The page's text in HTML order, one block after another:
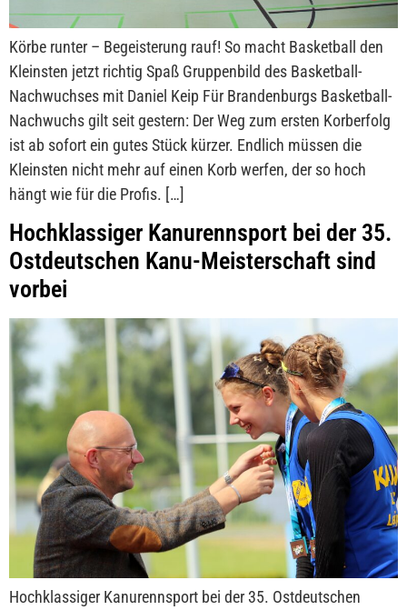
Körbe runter – Begeisterung rauf! So macht Basketball den
Kleinsten jetzt richtig Spaß Gruppenbild des Basketball-
Nachwuchses mit Daniel Keip Für Brandenburgs Basketball-
Nachwuchs gilt seit gestern: Der Weg zum ersten Korberfolg
ist ab sofort ein gutes Stück kürzer. Endlich müssen die
Kleinsten nicht mehr auf einen Korb werfen, der so hoch
hängt wie für die Profis. […]
Hochklassiger Kanurennsport bei der 35.
Ostdeutschen Kanu-Meisterschaft sind
vorbei
Hochklassiger Kanurennsport bei der 35. Ostdeutschen